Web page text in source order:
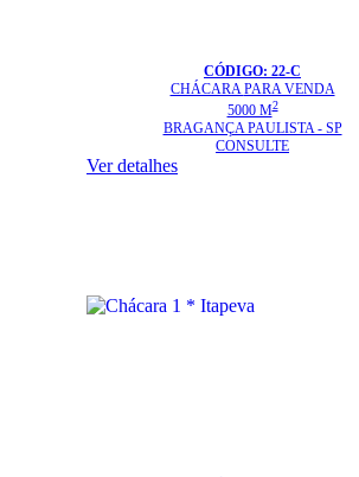
CÓDIGO: 22-C
CHÁCARAPARA VENDA
5000 M2
BRAGANÇA PAULISTA - SP
CONSULTE
Ver detalhes